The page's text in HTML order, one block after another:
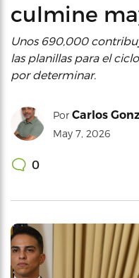
culmine
Unos 690,000
las planillas para el
por determinar.
Por Carlos
May 7, 2026
0